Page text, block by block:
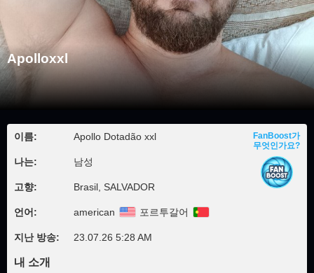
Apolloxxl
이름: Apollo Dotadão xxl
나는: 남성
고향: Brasil, SALVADOR
언어: american 포르투갈어
지난 방송: 23.07.26 5:28 AM
FanBoost가
무엇인가요?
내 소개